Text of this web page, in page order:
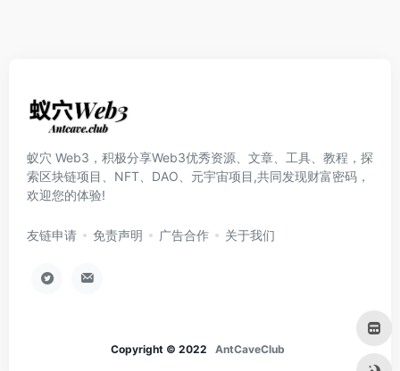
蚁穴 Web3，积极分享Web3优秀资源、文章、工具、教程，探
索区块链项目、NFT、DAO、元宇宙项目,共同发现财富密码，
欢迎您的体验!
友链申请 免责声明 广告合作 关于我们
Copyright © 2022 AntCaveClub